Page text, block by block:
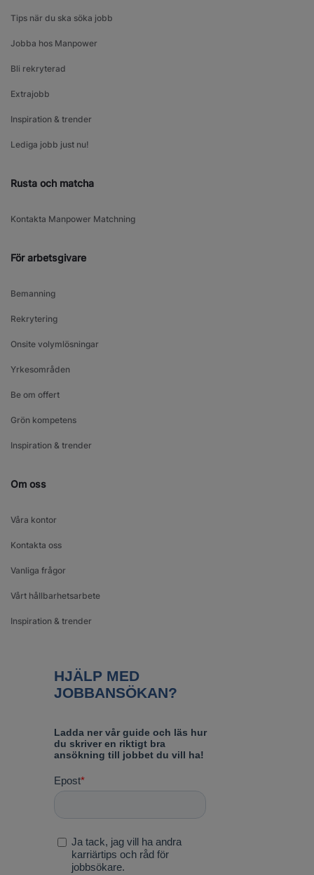
Tips när du ska söka jobb
Jobba hos Manpower
Bli rekryterad
Extrajobb
Inspiration & trender
Lediga jobb just nu!
Rusta och matcha
Kontakta Manpower Matchning
För arbetsgivare
Bemanning
Rekrytering
Onsite volymlösningar
Yrkesområden
Be om offert
Grön kompetens
Inspiration & trender
Om oss
Våra kontor
Kontakta oss
Vanliga frågor
Vårt hållbarhetsarbete
Inspiration & trender